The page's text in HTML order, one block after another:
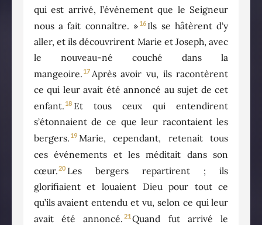
qui est arrivé, l’événement que le Seigneur
nous a fait connaître. » 16 Ils se hâtèrent d’y
aller, et ils découvrirent Marie et Joseph, avec
le nouveau-né couché dans la
mangeoire. 17 Après avoir vu, ils racontèrent
ce qui leur avait été annoncé au sujet de cet
enfant. 18 Et tous ceux qui entendirent
s’étonnaient de ce que leur racontaient les
bergers. 19 Marie, cependant, retenait tous
ces événements et les méditait dans son
cœur.20 Les bergers repartirent ; ils
glorifiaient et louaient Dieu pour tout ce
qu’ils avaient entendu et vu, selon ce qui leur
avait été annoncé. 21 Quand fut arrivé le